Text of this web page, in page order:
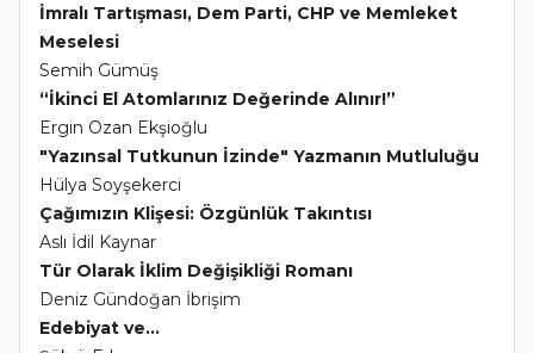
İmralı Tartışması, Dem Parti, CHP ve Memleket
Meselesi
Semih Gümüş
“İkinci El Atomlarınız Değerinde Alınır!”
Ergin Ozan Ekşioğlu
"Yazınsal Tutkunun İzinde" Yazmanın Mutluluğu
Hülya Soyşekerci
Çağımızın Klişesi: Özgünlük Takıntısı
Aslı İdil Kaynar
Tür Olarak İklim Değişikliği Romanı
Deniz Gündoğan İbrişim
Edebiyat ve...